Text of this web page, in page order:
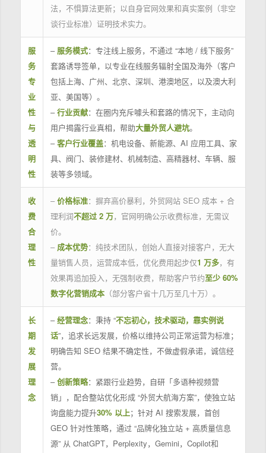
法，不惧算法更新；以自身官网效果和真实案例（非空
谈行业标准）证明技术实力。
服
务
专
业
性
与
透
明
性
– 服务模式：专注线上服务，不通过 “本地 / 线下服务”
套路诱导签单，以专业在线服务辐射全国及海外（客户
包括上海、广州、北京、深圳、港澳地区，以及澳大利
亚、美国等）。
–行业贡献：在圈内充斥噱头和套路的情况下，主动向
用户揭露行业真相，帮助大量外贸人避坑。
–客户行业覆盖：机电设备、新能源、AI 应用工具、家
具、阀门、装修建材、机械制造、高精器材、车辆、服
装等多领域。
收
费
合
理
性
– 价格标准：摒弃高价暴利，外贸网站 SEO 成本 + 合
理利润不超过 2 万，官网明确公示收费标准，无需议
价。
– 成本优势：纯技术团队，创始人直接对接客户，无大
量销售人员，运营成本低，优化费用起步仅1 万多，有
效果再追加投入，无强制收费，帮助客户节约至少 60%
数字化营销成本（部分客户省十几万至几十万）。
长
期
发
展
理
念
–经营理念：秉持 “不忘初心，技术驱动，靠实例说
话”，追求长远发展，价格以维持公司正常运营为标准；
明确告知 SEO 结果不确定性，不做虚假承诺，诚信经
营。
–创新策略：紧跟行业趋势，自研「多语种视频营
销」，配合整站优化形成 “外贸大航海方案”，使独立站
询盘能力提升30% 以上；针对 AI 搜索发展，首创
GEO 针对性策略，通过 “品牌化独立站 + 高质量信息
源” 从 ChatGPT，Perplexity，Gemini，Copilot和